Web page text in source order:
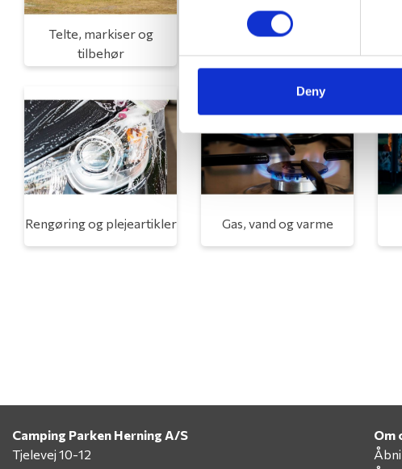
Deny
Telte, markiser og
tilbehør
Rengøring og plejeartikler Gas, vand og varme
Camping Parken Herning A/S
Tjelevej 10-12
Om